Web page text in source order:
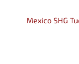
Mexico SHG